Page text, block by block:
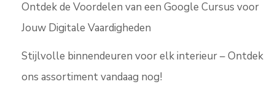
Ontdek de Voordelen van een Google Cursus voor
Jouw Digitale Vaardigheden
Stijlvolle binnendeuren voor elk interieur – Ontdek
ons assortiment vandaag nog!